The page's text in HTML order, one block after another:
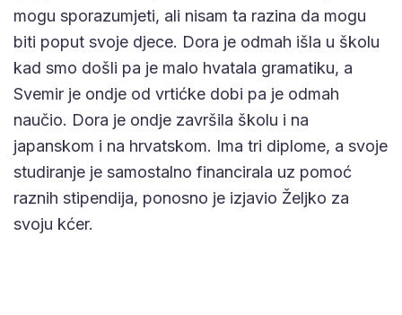
mogu sporazumjeti, ali nisam ta razina da mogu
biti poput svoje djece. Dora je odmah išla u školu
kad smo došli pa je malo hvatala gramatiku, a
Svemir je ondje od vrtićke dobi pa je odmah
naučio. Dora je ondje završila školu i na
japanskom i na hrvatskom. Ima tri diplome, a svoje
studiranje je samostalno financirala uz pomoć
raznih stipendija, ponosno je izjavio Željko za
svoju kćer.